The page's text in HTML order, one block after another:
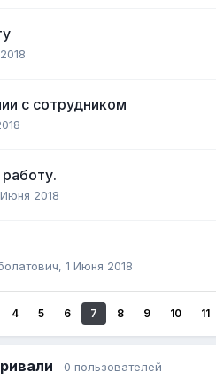
с сотрудником
2018
, 1 Июня 2018
4 5 6 7 8 9 10 11
0 пользователей